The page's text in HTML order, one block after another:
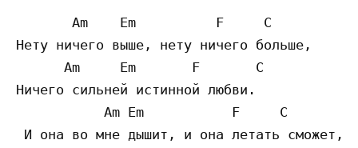
       Am    Em          F     C
Нету ничего выше, нету ничего больше,
      Am     Em       F       C
Ничего сильней истинной любви.
           Am Em           F     C
И она во мне дышит, и она летать сможет,